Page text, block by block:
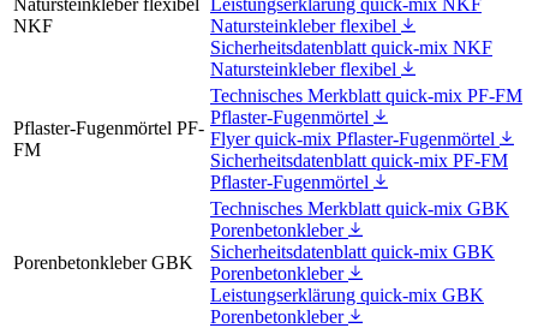
NKF
Natursteinkleber flexibel
Sicherheitsdatenblatt quick-mix NKF
Natursteinkleber flexibel
Pflaster-Fugenmörtel PF-
FM
Technisches Merkblatt quick-mix PF-FM
Pflaster-Fugenmörtel
Flyer quick-mix Pflaster-Fugenmörtel
Sicherheitsdatenblatt quick-mix PF-FM
Pflaster-Fugenmörtel
Porenbetonkleber GBK
Technisches Merkblatt quick-mix GBK
Porenbetonkleber
Sicherheitsdatenblatt quick-mix GBK
Porenbetonkleber
Leistungserklärung quick-mix GBK
Porenbetonkleber